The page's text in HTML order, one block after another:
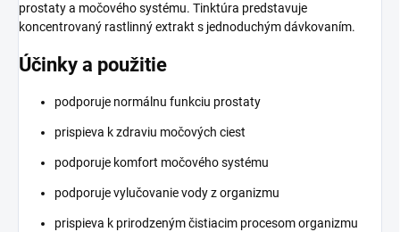
prostaty a močového systému. Tinktúra predstavuje
koncentrovaný rastlinný extrakt s jednoduchým dávkovaním.
Účinky a použitie
podporuje normálnu funkciu prostaty
prispieva k zdraviu močových ciest
podporuje komfort močového systému
podporuje vylučovanie vody z organizmu
prispieva k prirodzeným čistiacim procesom organizmu